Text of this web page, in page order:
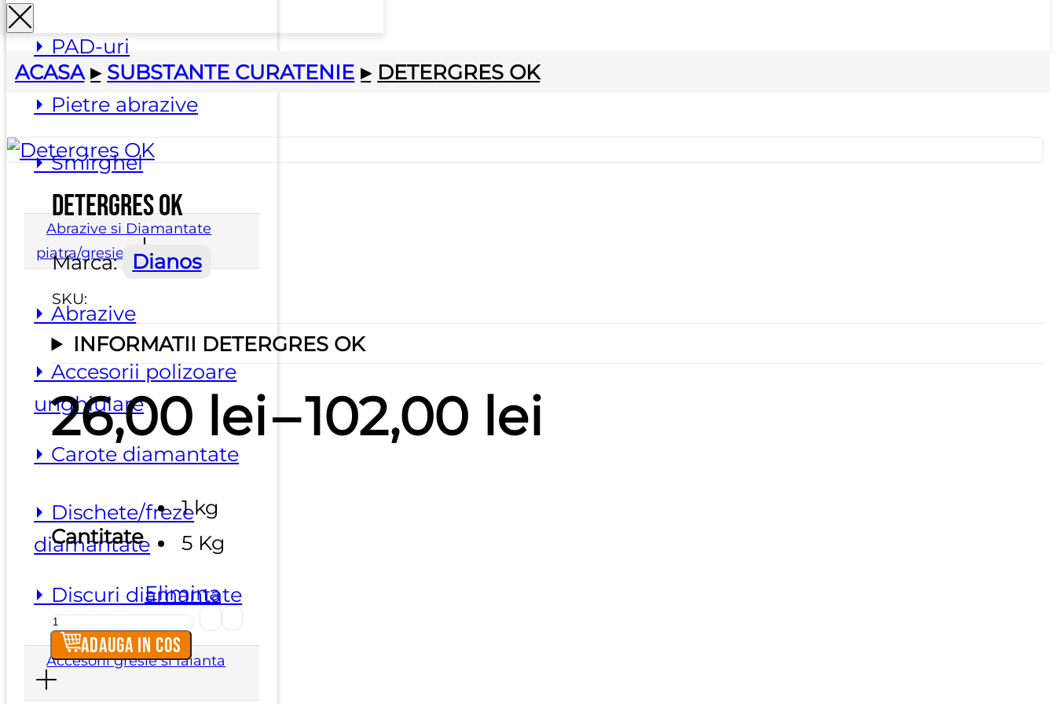
⏵ PAD-uri
⏵ Pietre abrazive
⏵ Smirghel
Abrazive si Diamantate
piatra/gresie
⏵ Abrazive
⏵ Accesorii polizoare
unghiulare
⏵ Carote diamantate
⏵ Dischete/freze
diamantate
⏵ Discuri diamantate
Accesorii gresie si faianta
ACASA ▸ SUBSTANTE CURATENIE ▸ DETERGRES OK
Detergres OK
Marca: Dianos
SKU:
INFORMATII DETERGRES OK
26,00 lei–102,00 lei
Cantitate
1 kg
5 Kg
Elimina
Cantitate
Detergres
OK
Adauga in cos